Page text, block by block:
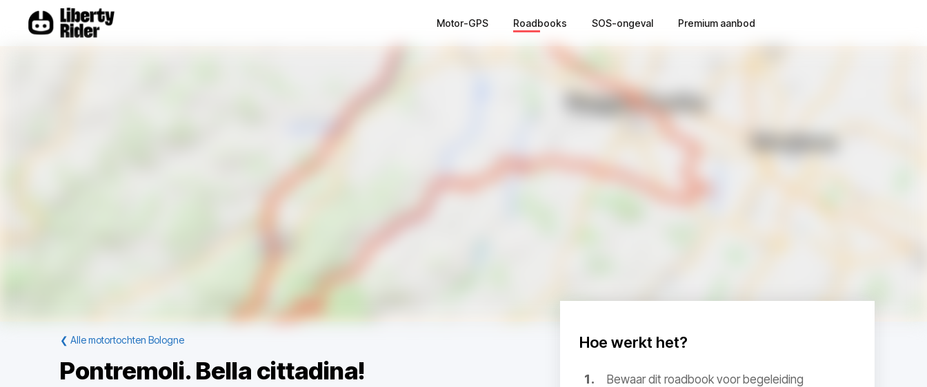
Motor-GPS Roadbooks SOS-ongeval Premium aanbod
❮ Alle motortochten Bologne
Pontremoli. Bella cittadina!
Hoe werkt het?
Bewaar dit roadbook voor begeleiding